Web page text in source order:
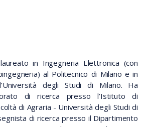
in Ingegneria Elettronica (con
al Politecnico di Milano e in
degli Studi di Milano. Ha
di ricerca presso l’Istituto di
di Agraria - Università degli Studi di
di ricerca presso il Dipartimento